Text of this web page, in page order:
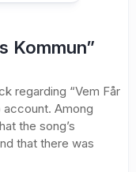
Kommun”
regarding “Vem Får
account. Among
the song’s
that there was